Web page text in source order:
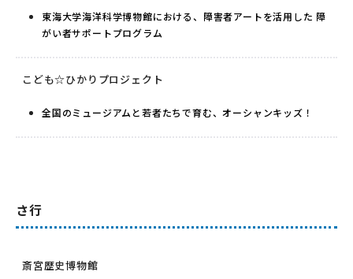
東海大学海洋科学博物館における、障害者アートを活用した 障
がい者サポートプログラム
こども☆ひかりプロジェクト
全国のミュージアムと若者たちで育む、オーシャンキッズ！
さ行
斎宮歴史博物館